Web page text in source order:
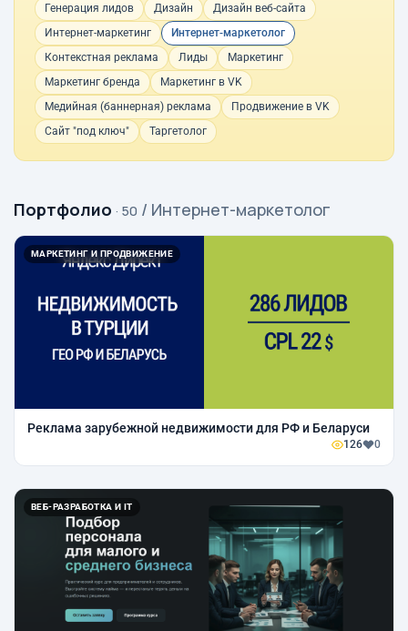
Генерация лидов
Дизайн
Дизайн веб-сайта
Интернет-маркетинг
Интернет-маркетолог
Контекстная реклама
Лиды
Маркетинг
Маркетинг бренда
Маркетинг в VK
Медийная (баннерная) реклама
Продвижение в VK
Сайт "под ключ"
Таргетолог
Портфолио · 50 / Интернет-маркетолог
МАРКЕТИНГ И ПРОДВИЖЕНИЕ
Реклама зарубежной недвижимости для РФ и Беларуси
126 0
ВЕБ-РАЗРАБОТКА И IT